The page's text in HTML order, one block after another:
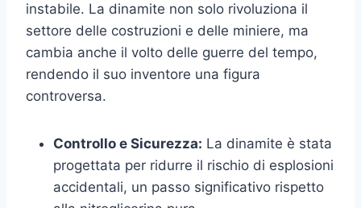
instabile. La dinamite non solo rivoluziona il
settore delle costruzioni e delle miniere, ma
cambia anche il volto delle guerre del tempo,
rendendo il suo inventore una figura
controversa.
Controllo e Sicurezza: La dinamite è stata
progettata per ridurre il rischio di esplosioni
accidentali, un passo significativo rispetto